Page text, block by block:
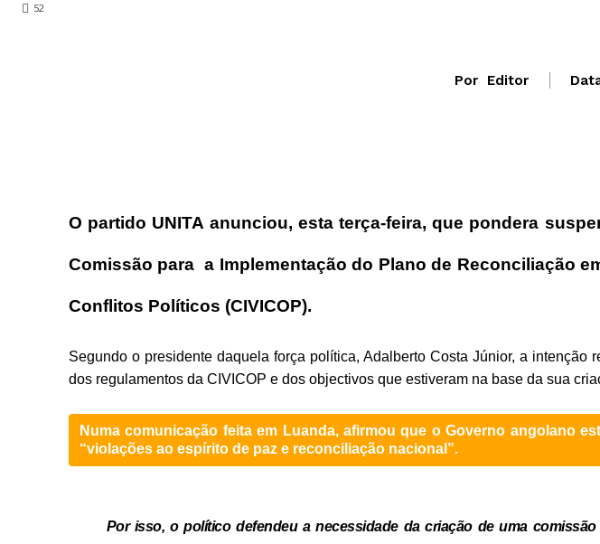
52
Por Editor
O partido UNITA anunciou, esta terça-feira, que pondera
Comissão para a Implementação do Plano de Reconciliação
Conflitos Políticos (CIVICOP).
Segundo o presidente daquela força política, Adalberto Costa Júnior, a intenção
dos regulamentos da CIVICOP e dos objectivos que estiveram na base da sua
Numa comunicação feita em Luanda, afirmou que o Governo angolano
“violações ao espírito de paz e reconciliação nacional”.
Por isso, o político defendeu a necessidade da criação de uma